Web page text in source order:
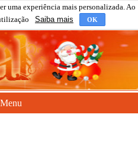
uma experiência mais personalizada. Ao
Saiba mais OK